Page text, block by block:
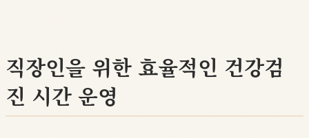
직장인을 위한 효율적인 건강검
진 시간 운영